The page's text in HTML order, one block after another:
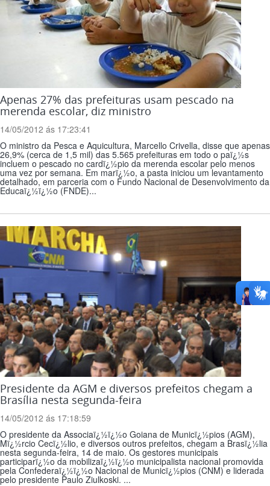
Apenas 27% das prefeituras usam pescado na
merenda escolar, diz ministro
14/05/2012 ás 17:23:41
O ministro da Pesca e Aquicultura, Marcello Crivella, disse que apenas
26,9% (cerca de 1,5 mil) das 5.565 prefeituras em todo o paï¿½s
incluem o pescado no cardï¿½pio da merenda escolar pelo menos
uma vez por semana. Em marï¿½o, a pasta iniciou um levantamento
detalhado, em parceria com o Fundo Nacional de Desenvolvimento da
Educaï¿½ï¿½o (FNDE)...
Presidente da AGM e diversos prefeitos chegam a
Brasília nesta segunda-feira
14/05/2012 ás 17:18:59
O presidente da Associaï¿½ï¿½o Goiana de Municï¿½pios (AGM),
Mï¿½rcio Cecï¿½lio, e diversos outros prefeitos, chegam a Brasï¿½lia
nesta segunda-feira, 14 de maio. Os gestores municipais
participarï¿½o da mobilizaï¿½ï¿½o municipalista nacional promovida
pela Confederaï¿½ï¿½o Nacional de Municï¿½pios (CNM) e liderada
pelo presidente Paulo Ziulkoski. ...